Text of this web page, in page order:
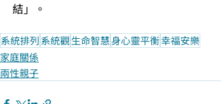
結」。
系統排列 系統觀生命智慧身心靈平衡幸福安樂
家庭關係
兩性親子